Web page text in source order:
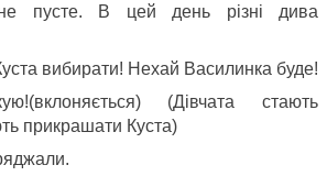
пусте. В цей день різні дива
вибирати! Нехай Василинка буде!
(Дівчата стають
прикрашати Куста)